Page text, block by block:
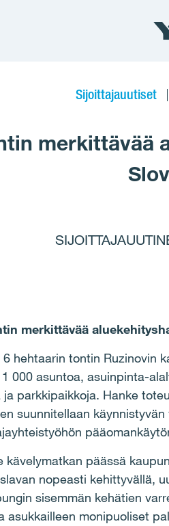
Sijoittajauutiset
merkittävää
merkittävää
hehtaarin tontin Ruzinovin
000 asuntoa, asuinpinta-
parkkipaikkoja. Hanke
suunnitellaan
päässä
nopeasti kehittyvällä,
sisemmän kehätien
asukkailleen monipuoliset